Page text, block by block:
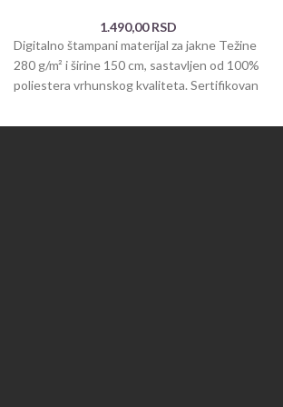
1.490,00RSD
Digitalno štampani materijal za jakne Težine
280 g/m² i širine 150 cm, sastavljen od 100%
poliestera vrhunskog kvaliteta. Sertifikovan